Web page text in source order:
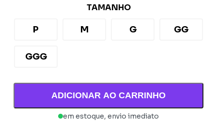
TAMANHO
P M G GG
GGG
ADICIONAR AO CARRINHO
em estoque, envio imediato